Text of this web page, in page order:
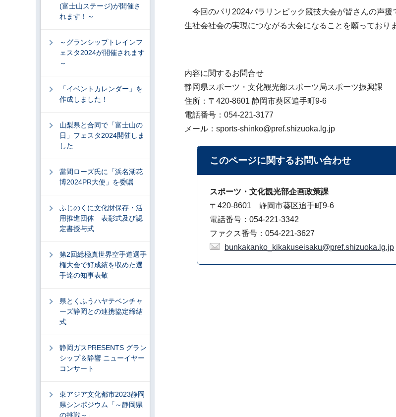
今回のパリ2024パラリンピック競技大会が皆さんの声
生社会社会の実現につながる大会になることを願っており
内容に関するお問合せ
静岡県スポーツ・文化観光部スポーツ局スポーツ振興課
住所：〒420-8601 静岡市葵区追手町9-6
電話番号：054-221-3177
メール：sports-shinko@pref.shizuoka.lg.jp
このページに関するお問い合わせ
スポーツ・文化観光部企画政策課
〒420-8601 静岡市葵区追手町9-6
電話番号：054-221-3342
ファクス番号：054-221-3627
bunkakanko_kikakuseisaku@pref.shizuoka.lg.jp
(富士山ステージ)が開催さ
れます！～
～グランシップトレインフ
ェスタ2024が開催されます
～
「イベントカレンダー」を
作成しました！
山梨県と合同で「富士山の
日」フェスタ2024開催しま
した
當間ローズ氏に「浜名湖花
博2024PR大使」を委嘱
ふじのくに文化財保存・活
用推進団体 表彰式及び認
定書授与式
第2回総極真世界空手道選手
権大会で好成績を収めた選
手達の知事表敬
県とくふうハヤテベンチャ
ーズ静岡との連携協定締結
式
静岡ガスPRESENTS グラン
シップ＆静響 ニューイヤー
コンサート
東アジア文化都市2023静岡
県シンポジウム「～静岡県
の挑戦～」